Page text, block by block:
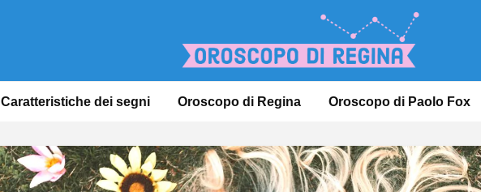
Caratteristiche dei segni Oroscopo di Regina Oroscopo di Paolo Fox